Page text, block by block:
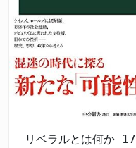
リベラルとは何か-17